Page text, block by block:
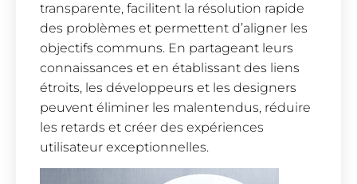
transparente, facilitent la résolution rapide
des problèmes et permettent d’aligner les
objectifs communs. En partageant leurs
connaissances et en établissant des liens
étroits, les développeurs et les designers
peuvent éliminer les malentendus, réduire
les retards et créer des expériences
utilisateur exceptionnelles.